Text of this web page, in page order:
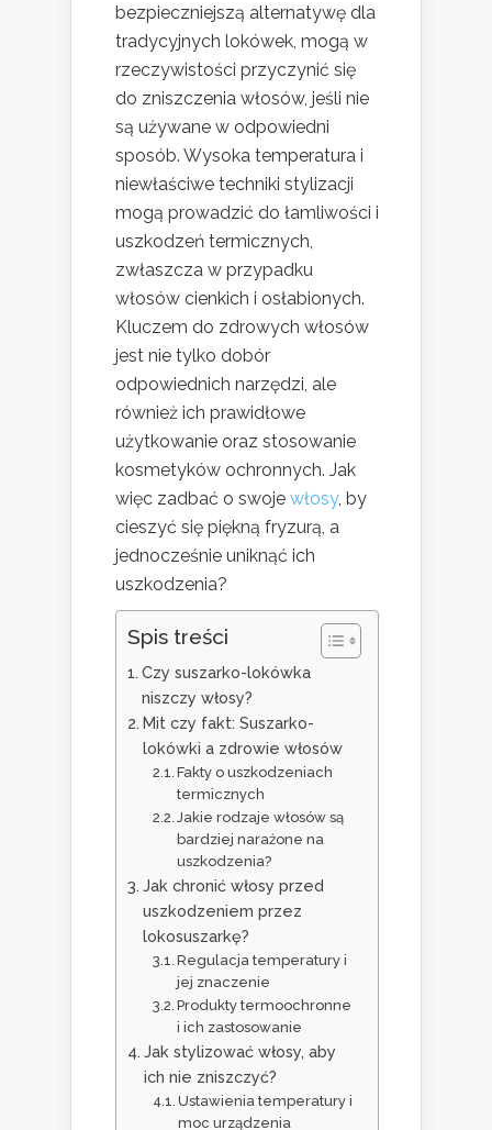
bezpieczniejszą alternatywę dla
tradycyjnych lokówek, mogą w
rzeczywistości przyczynić się
do zniszczenia włosów, jeśli nie
są używane w odpowiedni
sposób. Wysoka temperatura i
niewłaściwe techniki stylizacji
mogą prowadzić do łamliwości i
uszkodzeń termicznych,
zwłaszcza w przypadku
włosów cienkich i osłabionych.
Kluczem do zdrowych włosów
jest nie tylko dobór
odpowiednich narzędzi, ale
również ich prawidłowe
użytkowanie oraz stosowanie
kosmetyków ochronnych. Jak
więc zadbać o swoje włosy, by
cieszyć się piękną fryzurą, a
jednocześnie uniknąć ich
uszkodzenia?
Spis treści
Czy suszarko-lokówka
niszczy włosy?
Mit czy fakt: Suszarko-
lokówki a zdrowie włosów
Fakty o uszkodzeniach
termicznych
Jakie rodzaje włosów są
bardziej narażone na
uszkodzenia?
Jak chronić włosy przed
uszkodzeniem przez
lokosuszarkę?
Regulacja temperatury i
jej znaczenie
Produkty termoochronne
i ich zastosowanie
Jak stylizować włosy, aby
ich nie zniszczyć?
Ustawienia temperatury i
moc urządzenia